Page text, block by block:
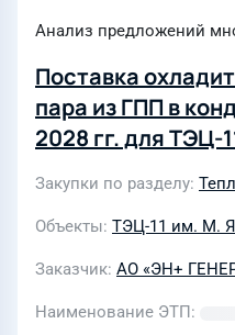
Анализ предложений
Поставка
пара из ГПП в
2028 гг. для ТЭЦ-
Закупки по разделу
Объекты ТЭЦ-11 им. М.
Заказчик АО «ЭН+
Наименование ЭТП